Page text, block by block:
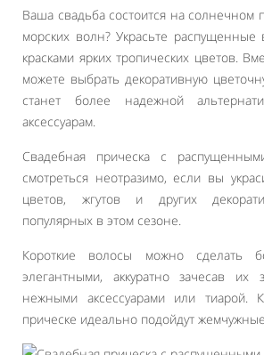
Ваша свадьба состоится на
морских волн? Украсьте
красками ярких тропических цветов.
можете выбрать декоративную
станет более надежной
аксессуарам.
Свадебная прическа с
смотреться неотразимо, если вы
цветов, жгутов и других
популярных в этом сезоне.
Короткие волосы можно сделать
элегантными, аккуратно зачесав
нежными аксессуарами или тиарой.
прическе идеально подойдут